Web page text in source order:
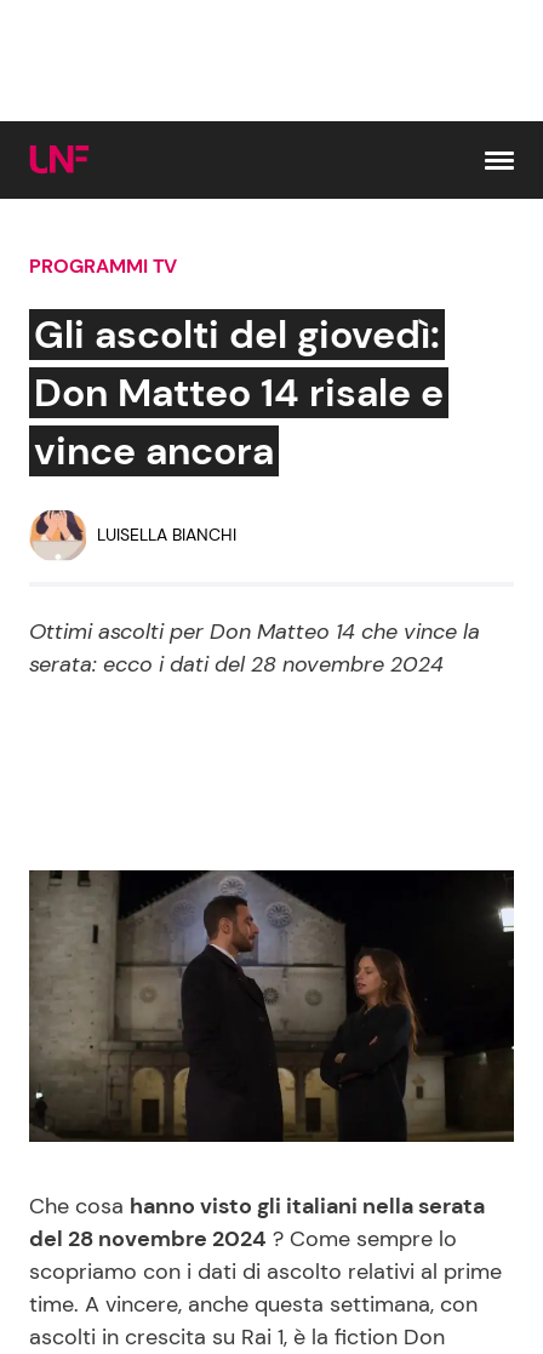
Cerca:
News e Cronaca
Attualità Italiana
Economia
Persone Scomparse
Gossip e TV
Bellezze VIP
Programmi TV
News Cinema
News Musica
News Spettacolo
News dal mondo
Benessere
Moda e Style
Mondo Mamma
Cucina e Ricette
Dolci
Le Ricette in TV
PROGRAMMI TV
Gli ascolti del giovedì:
Don Matteo 14 risale e
vince ancora
LUISELLA BIANCHI
Ottimi ascolti per Don Matteo 14 che vince la
serata: ecco i dati del 28 novembre 2024
Che cosa hanno visto gli italiani nella serata
del 28 novembre 2024 ? Come sempre lo
scopriamo con i dati di ascolto relativi al prime
time. A vincere, anche questa settimana, con
ascolti in crescita su Rai 1, è la fiction Don